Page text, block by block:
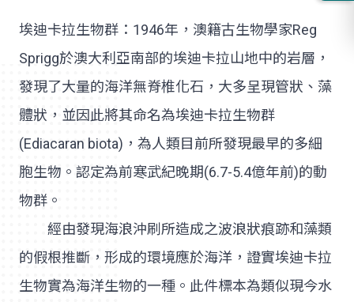
埃迪卡拉生物群：1946年，澳籍古生物學家Reg
Sprigg於澳大利亞南部的埃迪卡拉山地中的岩層，
發現了大量的海洋無脊椎化石，大多呈現管狀、藻
體狀，並因此將其命名為埃迪卡拉生物群
(Ediacaran biota)，為人類目前所發現最早的多細
胞生物。認定為前寒武紀晚期(6.7-5.4億年前)的動
物群。
經由發現海浪沖刷所造成之波浪狀痕跡和藻類
的假根推斷，形成的環境應於海洋，證實埃迪卡拉
生物實為海洋生物的一種。此件標本為類似現今水